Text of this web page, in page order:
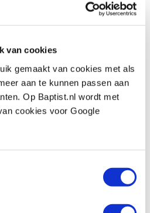
van cookies
gemaakt van cookies met als
aan te kunnen passen aan
Op Baptist.nl wordt met
cookies voor Google
Ø 14,0 mm
778910
btw
btw
Ø 17,0 mm